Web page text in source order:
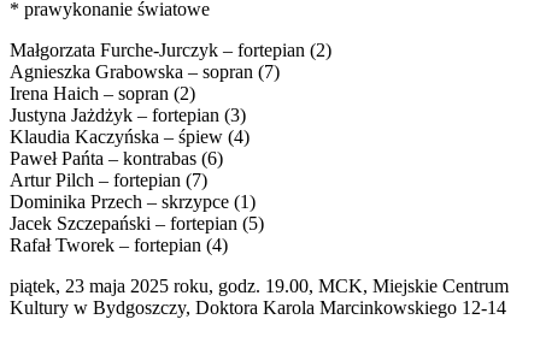
* prawykonanie światowe
Małgorzata Furche-Jurczyk – fortepian (2)
Agnieszka Grabowska – sopran (7)
Irena Haich – sopran (2)
Justyna Jażdżyk – fortepian (3)
Klaudia Kaczyńska – śpiew (4)
Paweł Pańta – kontrabas (6)
Artur Pilch – fortepian (7)
Dominika Przech – skrzypce (1)
Jacek Szczepański – fortepian (5)
Rafał Tworek – fortepian (4)
piątek, 23 maja 2025 roku, godz. 19.00, MCK, Miejskie Centrum
Kultury w Bydgoszczy, Doktora Karola Marcinkowskiego 12-14